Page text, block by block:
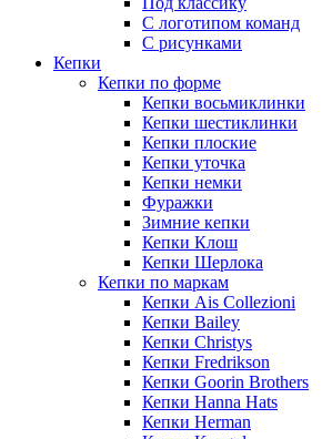
С логотипом команд
С рисунками
Кепки
Кепки по форме
Кепки восьмиклинки
Кепки шестиклинки
Кепки плоские
Кепки уточка
Кепки немки
Фуражки
Зимние кепки
Кепки Клош
Кепки Шерлока
Кепки по маркам
Кепки Ais Collezioni
Кепки Bailey
Кепки Christys
Кепки Fredrikson
Кепки Goorin Brothers
Кепки Hanna Hats
Кепки Herman